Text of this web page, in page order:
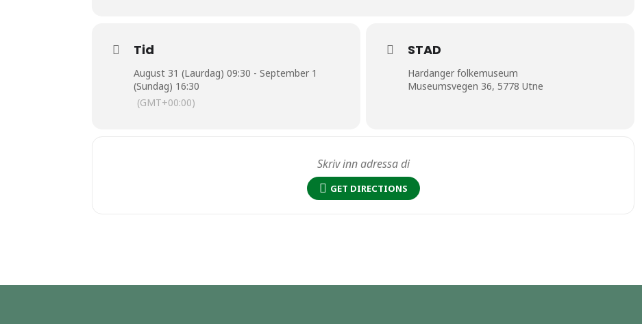
Tid
August 31 (Laurdag) 09:30 - September 1
(Sundag) 16:30
(GMT+00:00)
STAD
Hardanger folkemuseum
Museumsvegen 36, 5778 Utne
GET DIRECTIONS